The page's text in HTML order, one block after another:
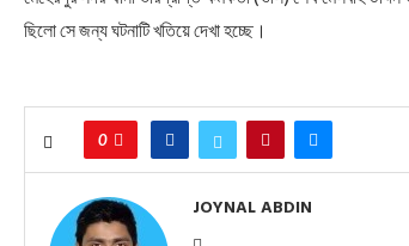
ছিলো সে জন্য ঘটনাটি খতিয়ে দেখা হচ্ছে।
0
JOYNAL ABDIN